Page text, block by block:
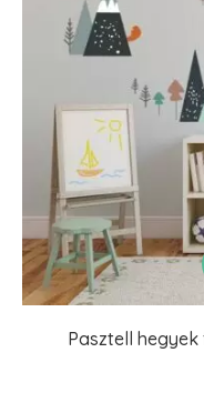
Pasztell